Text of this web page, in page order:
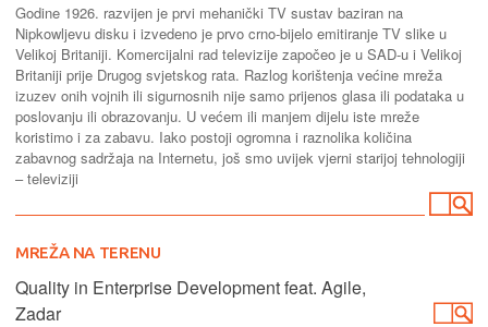
Godine 1926. razvijen je prvi mehanički TV sustav baziran na
Nipkowljevu disku i izvedeno je prvo crno-bijelo emitiranje TV slike u
Velikoj Britaniji. Komercijalni rad televizije započeo je u SAD-u i Velikoj
Britaniji prije Drugog svjetskog rata. Razlog korištenja većine mreža
izuzev onih vojnih ili sigurnosnih nije samo prijenos glasa ili podataka u
poslovanju ili obrazovanju. U većem ili manjem dijelu iste mreže
koristimo i za zabavu. Iako postoji ogromna i raznolika količina
zabavnog sadržaja na Internetu, još smo uvijek vjerni starijoj tehnologiji
– televiziji
MREŽA NA TERENU
Quality in Enterprise Development feat. Agile,
Zadar